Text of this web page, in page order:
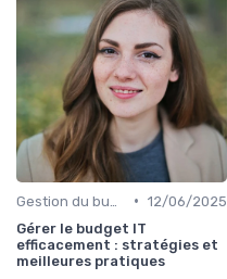
• 12/06/2025
Gérer le budget IT
efficacement : stratégies et
meilleures pratiques